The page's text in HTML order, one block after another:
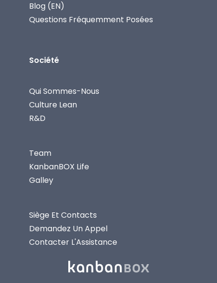
Blog (EN)
Questions Fréquemment Posées
Société
Qui Sommes-Nous
Culture Lean
R&D
Team
KanbanBOX Life
Galley
Siège Et Contacts
Demandez Un Appel
Contacter L'Assistance